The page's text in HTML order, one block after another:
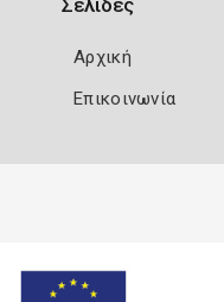
Αρχική
Επικοινωνία